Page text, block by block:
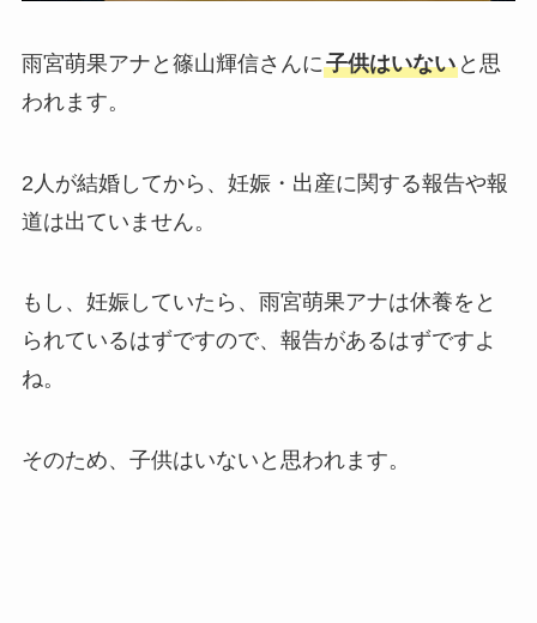
雨宮萌果アナと篠山輝信さんに子供はいないと思
われます。
2人が結婚してから、妊娠・出産に関する報告や報
道は出ていません。
もし、妊娠していたら、雨宮萌果アナは休養をと
られているはずですので、報告があるはずですよ
ね。
そのため、子供はいないと思われます。